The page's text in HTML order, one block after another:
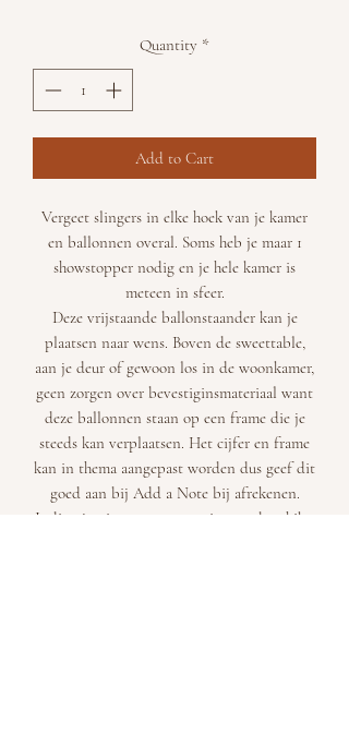
Quantity *
Add to Cart
Vergeet slingers in elke hoek van je kamer
en ballonnen overal. Soms heb je maar 1
showstopper nodig en je hele kamer is
meteen in sfeer.
Deze vrijstaande ballonstaander kan je
plaatsen naar wens. Boven de sweettable,
aan je deur of gewoon los in de woonkamer,
geen zorgen over bevestiginsmateriaal want
deze ballonnen staan op een frame die je
steeds kan verplaatsen. Het cijfer en frame
kan in thema aangepast worden dus geef dit
goed aan bij Add a Note bij afrekenen.
Indien je niet over een camionette beschikt,